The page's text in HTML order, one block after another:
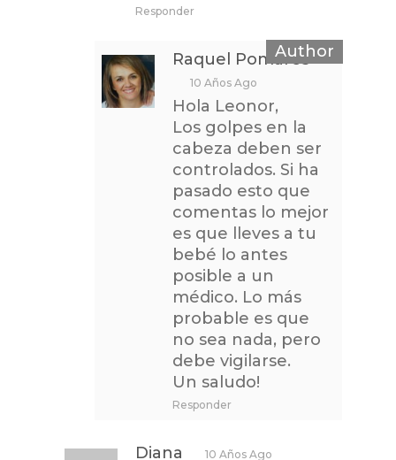
Responder
Raquel Pomares
10 Años Ago
Hola Leonor,
Los golpes en la
cabeza deben ser
controlados. Si ha
pasado esto que
comentas lo mejor
es que lleves a tu
bebé lo antes
posible a un
médico. Lo más
probable es que
no sea nada, pero
debe vigilarse.
Un saludo!
Responder
Diana 10 Años Ago